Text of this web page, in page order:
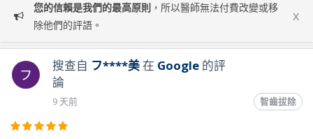
您的信賴是我們的最高原則 ，所以醫師無法付費改變或移
除他們的評語。
x
フ
搜查自 フ****美在 Google的評
論
9 天前 智齒拔除